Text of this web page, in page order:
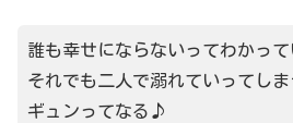
誰も幸せにならないってわかって
それでも二人で溺れていってし
ギュンってなる♪